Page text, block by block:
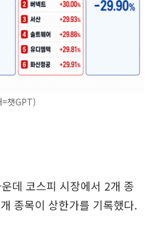
챗GPT)
데 코스피 시장에서 2개 종
종목이 상한가를 기록했다.